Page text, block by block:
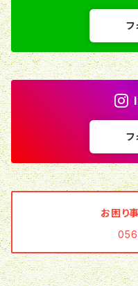
フ
フ
お困り